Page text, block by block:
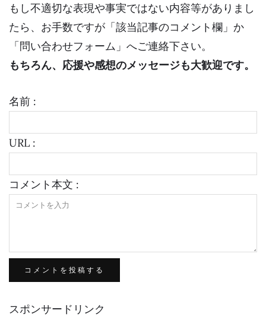
もし不適切な表現や事実ではない内容等がありまし
たら、お手数ですが「該当記事のコメント欄」か
「問い合わせフォーム」へご連絡下さい。
もちろん、応援や感想のメッセージも大歓迎です。
名前 :
URL :
コメント本文 :
スポンサードリンク